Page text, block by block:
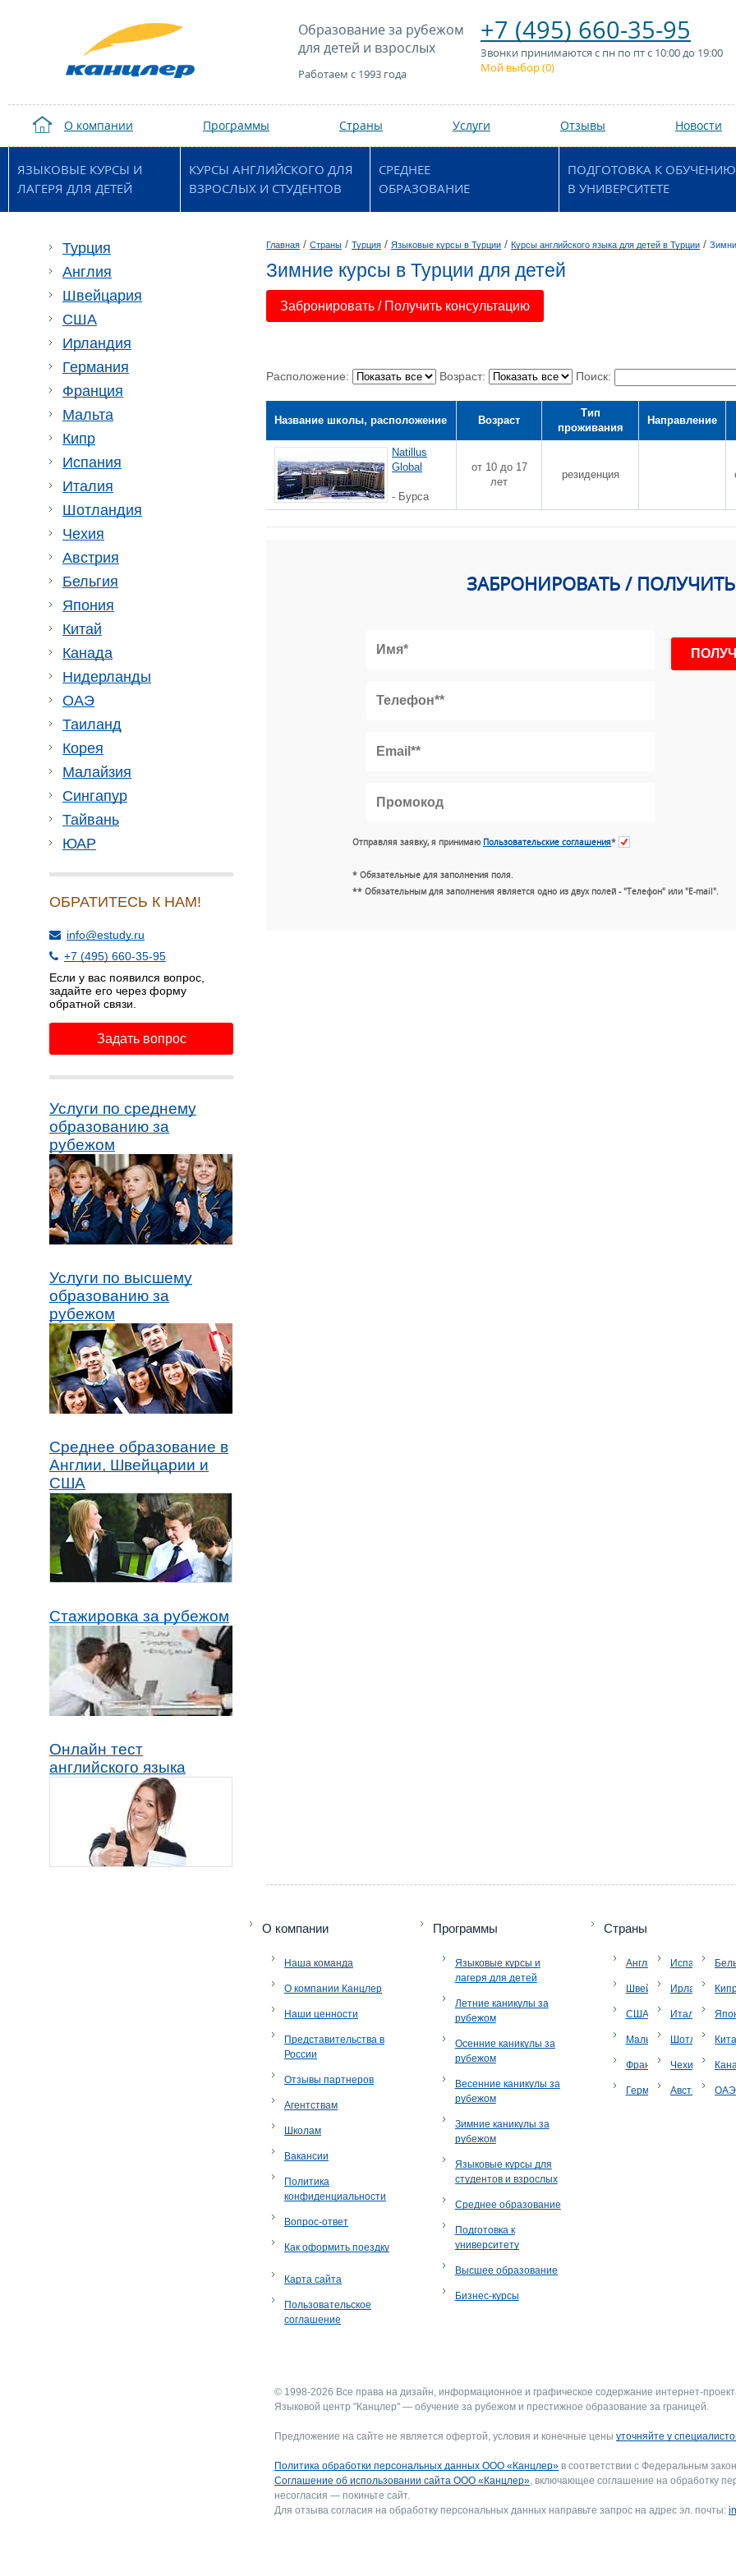
Образование за рубежом
для детей и взрослых
Работаем с 1993 года
+7 (495) 660-35-95
Звонки принимаются с пн по пт с 10:00 до 19:00
Мой выбор (0)
О компании Программы Страны Услуги Отзывы Новости
ЯЗЫКОВЫЕ КУРСЫ И
ЛАГЕРЯ ДЛЯ ДЕТЕЙ
КУРСЫ АНГЛИЙСКОГО ДЛЯ
ВЗРОСЛЫХ И СТУДЕНТОВ
СРЕДНЕЕ
ОБРАЗОВАНИЕ
ПОДГОТОВКА К ОБУЧЕНИЮ
В УНИВЕРСИТЕТЕ
Англия
Швейцария
США
Ирландия
Германия
Франция
Мальта
Кипр
Испания
Италия
Шотландия
Чехия
Австрия
Бельгия
Япония
Китай
Канада
Нидерланды
ОАЭ
Таиланд
Корея
Малайзия
Сингапур
Тайвань
Турция
ЮАР
ОБРАТИТЕСЬ К НАМ!
info@estudy.ru
+7 (495) 660-35-95
Если у вас появился вопрос,
задайте его через форму
обратной связи.
Задать вопрос
Услуги по среднему
образованию за
рубежом
Услуги по высшему
образованию за
рубежом
Среднее образование в
Англии, Швейцарии и
США
Стажировка за рубежом
Онлайн тест
английского языка
Главная / Страны / Турция / Языковые курсы в Турции / Курсы английского языка для детей в Турции /
Зимние курсы в Турции для детей
Забронировать / Получить консультацию
Расположение: Возраст: Поиск:
Название школы, расположение Возраст
Тип
проживания
Направление
Natillus
Global
- Бурса
от 10 до 17
лет
резиденция
ЗАБРОНИРОВАТЬ /
Отправляя заявку, я принимаю Пользовательские соглашения*
* Обязательные для заполнения поля.
** Обязательным для заполнения является одно из двух полей - "Телефон" или "E-mail".
O компании
Наша команда
О компании Канцлер
Наши ценности
Представительства в
России
Отзывы партнеров
Агентствам
Школам
Вакансии
Политика
конфиденциальности
Вопрос-ответ
Как оформить поездку
Карта сайта
Пользовательское
соглашение
Программы
Языковые курсы и
лагеря для детей
Летние каникулы за
рубежом
Осенние каникулы за
рубежом
Весенние каникулы за
рубежом
Зимние каникулы за
рубежом
Языковые курсы для
студентов и взрослых
Среднее образование
Подготовка к
университету
Высшее образование
Бизнес-курсы
Страны
Англия
Швейцария
США
Мальта
Франция
Германия
Испания
Ирландия
Италия
Шотландия
Чехия
Австрия
Кипр
ОАЭ
© 1998-2026 Все права на дизайн, информационное и графическое содержание интернет-
Языковой центр "Канцлер" — обучение за рубежом и престижное образование за границей.
Предложение на сайте не является офертой, условия и конечные цены уточняйте у
Политика обработки персональных данных ООО «Канцлер» в соответствии с Федеральным
Соглашение об использовании сайта ООО «Канцлер», включающее соглашение на обработку
несогласия — покиньте сайт.
Для отзыва согласия на обработку персональных данных направьте запрос на адрес эл. почты: